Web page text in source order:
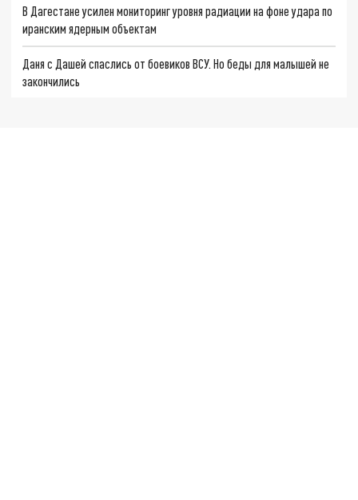
В Дагестане усилен мониторинг уровня радиации на фоне удара по
иранским ядерным объектам
Даня с Дашей спаслись от боевиков ВСУ. Но беды для малышей не
закончились